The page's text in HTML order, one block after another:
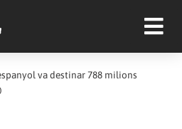
va destinar 788 milions